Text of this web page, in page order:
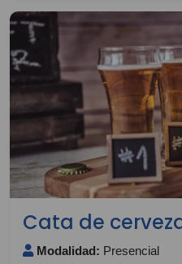
Cata de
Modalidad: Presencial